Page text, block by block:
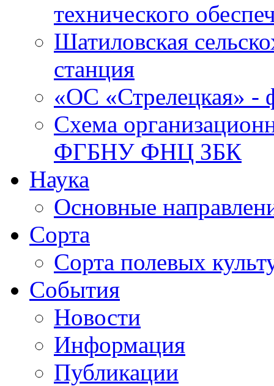
технического
Шатиловская
станция
«ОС «Стрелецкая»
Схема
ФГБНУ ФНЦ ЗБК
Наука
Основные
Сорта
Сорта полевых
События
Новости
Информация
Публикации